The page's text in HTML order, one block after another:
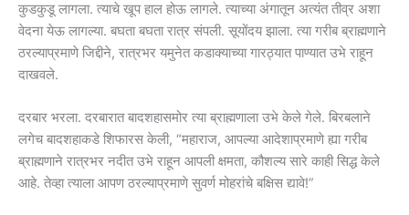
कुडकुडू लागला. त्याचे खूप हाल होऊ लागले. त्याच्या अंगातून अत्यंत तीव्र अशा
वेदना येऊ लागल्या. बघता बघता रात्र संपली. सूयोंदय झाला. त्या गरीब ब्राह्मणाने
ठरल्याप्रमाणे जिद्दीने, रात्रभर यमुनेत कडाक्याच्या गारठ्यात पाण्यात उभे राहून
दाखवले.
दरबार भरला. दरबारात बादशहासमोर त्या ब्राह्मणाला उभे केले गेले. बिरबलाने
लगेच बादशहाकडे शिफारस केली, “महाराज, आपल्या आदेशाप्रमाणे ह्या गरीब
ब्राह्मणाने रात्रभर नदीत उभे राहून आपली क्षमता, कौशल्य सारे काही सिद्ध केले
आहे. तेव्हा त्याला आपण ठरल्याप्रमाणे सुवर्ण मोहरांचे बक्षिस द्यावे!”